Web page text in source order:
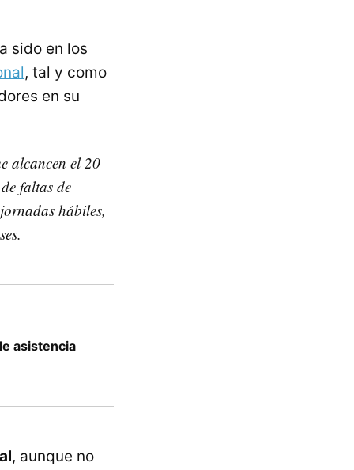
sido en los
, tal y como
en su
alcancen el 20
faltas de
hábiles,
asistencia
, aunque no